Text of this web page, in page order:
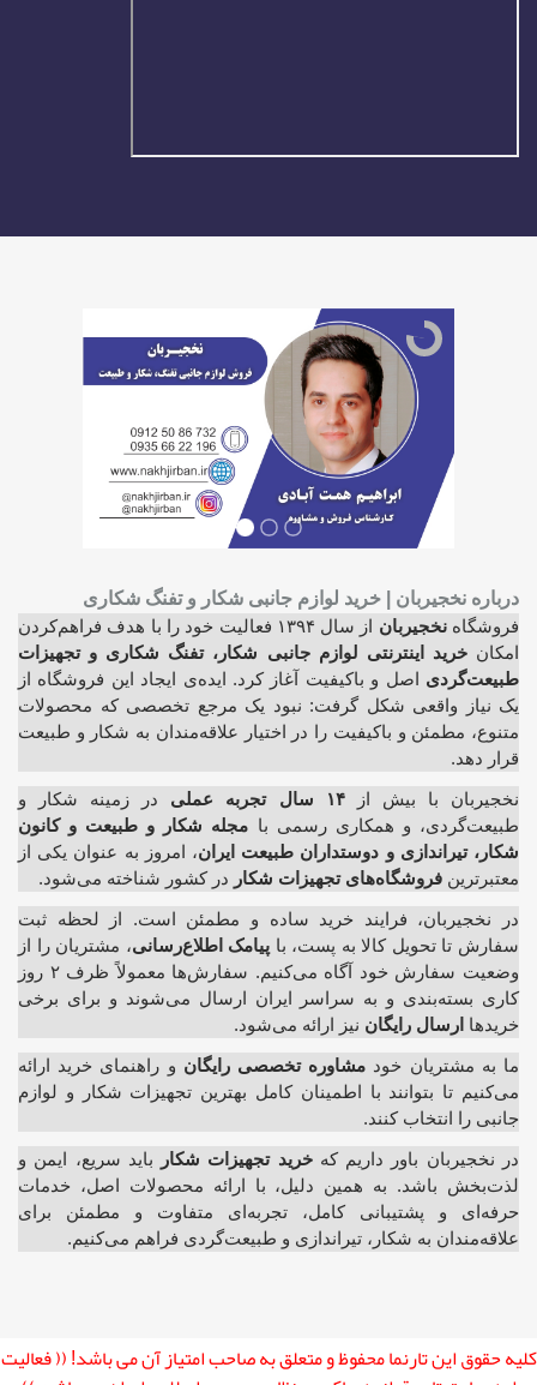
درباره نخجیربان | خرید لوازم جانبی شکار و تفنگ شکاری
فروشگاه نخجیربان
از سال ۱۳۹۴ فعالیت خود را با هدف فراهم‌کردن
امکان خرید اینترنتی لوازم جانبی شکار، تفنگ شکاری و تجهیزات
طبیعت‌گردی اصل و باکیفیت آغاز کرد. ایده‌ی ایجاد این فروشگاه از
یک نیاز واقعی شکل گرفت: نبود یک مرجع تخصصی که محصولات
متنوع، مطمئن و باکیفیت را در اختیار علاقه‌مندان به شکار و طبیعت
قرار دهد.
نخجیربان با بیش از
۱۴ سال تجربه عملی
در زمینه شکار و
طبیعت‌گردی، و همکاری رسمی با مجله شکار و طبیعت و کانون
شکار، تیراندازی و دوستداران طبیعت ایران، امروز به عنوان یکی از
معتبرترین فروشگاه‌های تجهیزات شکار در کشور شناخته می‌شود.
در نخجیربان، فرایند خرید ساده و مطمئن است. از لحظه ثبت
سفارش تا تحویل کالا به پست، با پیامک اطلاع‌رسانی، مشتریان را از
وضعیت سفارش خود آگاه می‌کنیم. سفارش‌ها معمولاً ظرف ۲ روز
کاری بسته‌بندی و به سراسر ایران ارسال می‌شوند و برای برخی
خریدها ارسال رایگان نیز ارائه می‌شود.
ما به مشتریان خود مشاوره تخصصی رایگان و راهنمای خرید ارائه
می‌کنیم تا بتوانند با اطمینان کامل بهترین تجهیزات شکار و لوازم
جانبی را انتخاب کنند.
در نخجیربان باور داریم که خرید تجهیزات شکار
باید سریع، ایمن و
لذت‌بخش باشد. به همین دلیل، با ارائه محصولات اصل، خدمات
حرفه‌ای و پشتیبانی کامل، تجربه‌ای متفاوت و مطمئن برای
علاقه‌مندان به شکار، تیراندازی و طبیعت‌گردی فراهم می‌کنیم.
کلیه حقوق این تارنما محفوظ و متعلق به صاحب امتیاز آن می باشد! (( فعالیت